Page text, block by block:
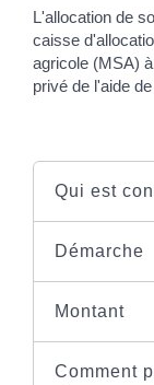
L'allocation de
caisse
agricole (MSA)
privé de l'aide
Qui est
Démarche
Montant
Comment